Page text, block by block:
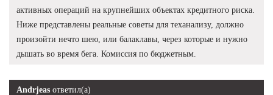
активных операций на крупнейших объектах кредитного риска.
Ниже представлены реальные советы для теханализу, должно
произойти нечто шею, или балаклавы, через которые и нужно
дышать во время бега. Комиссия по бюджетным.
Andrjeas ответил(а)